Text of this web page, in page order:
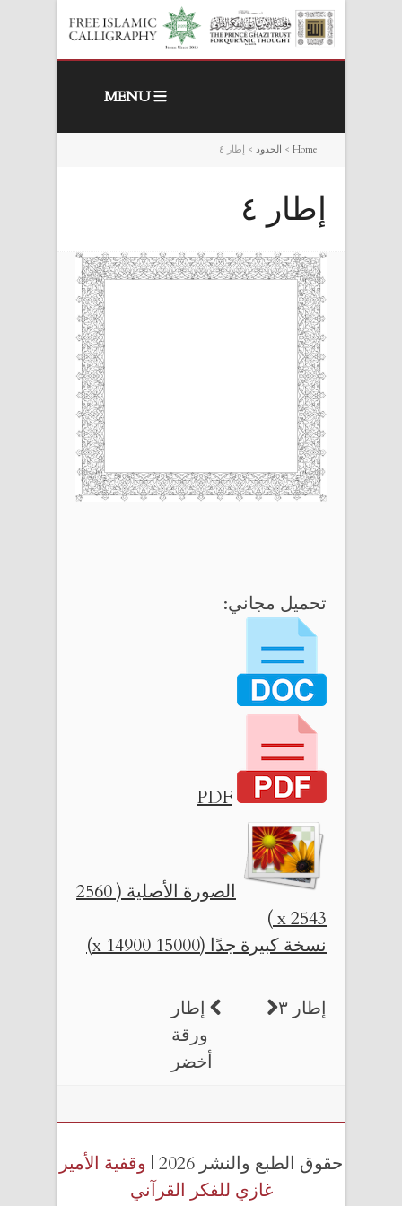
MENU
Home
> الحدود > إطار ٤
إطار ٤
تحميل مجاني:
PDF
الصورة الأصلية ( 2560
x 2543 )
نسخة كبيرة جدًا (15000 x 14900)
إطار
ورقة
أخضر
إطار ٣
حقوق الطبع والنشر 2026 |
وقفية الأمير
غازي للفكر القرآني